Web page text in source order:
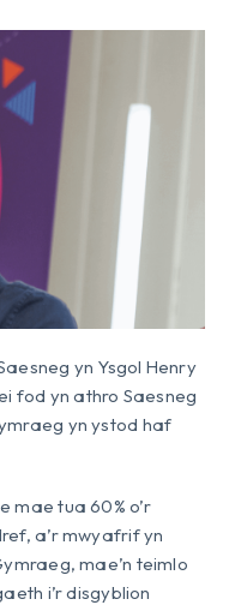
yn Ysgol Henry
fod yn athro Saesneg
yn ystod haf
mae tua 60% o’r
a’r mwyafrif yn
mae’n teimlo
i’r disgyblion